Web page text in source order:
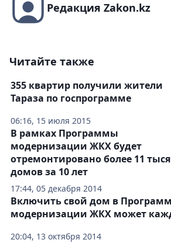
Редакция Zakon.kz
Читайте также
06:16, 15 июля 2015
355 квартир получили жители
Тараза по госпрограмме
17:44, 05 декабря 2014
В рамках Программы
модернизации ЖКХ будет
отремонтировано более 11
домов за 10 лет
20:04, 13 октября 2014
Включить свой дом в
модернизации ЖКХ может